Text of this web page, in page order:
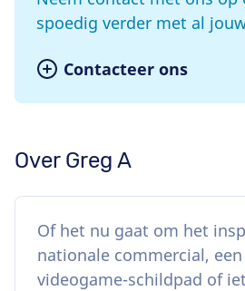
spoedig verder met al
Contacteer ons
Over Greg A
Of het nu gaat om het
nationale commercial,
videogame-schildpad of